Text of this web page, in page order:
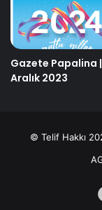
Gazete Papalina |
Aralık 2023
© Telif Hakkı